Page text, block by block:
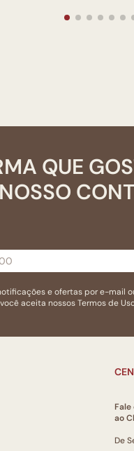
QUE
NOSSO
e ofertas por e-mail
aceita nossosTermos de
Fale
ao
De